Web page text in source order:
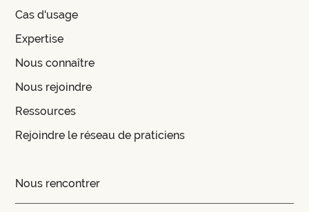
Cas d'usage
Expertise
Nous connaître
Nous rejoindre
Ressources
Rejoindre le réseau de praticiens
Nous rencontrer